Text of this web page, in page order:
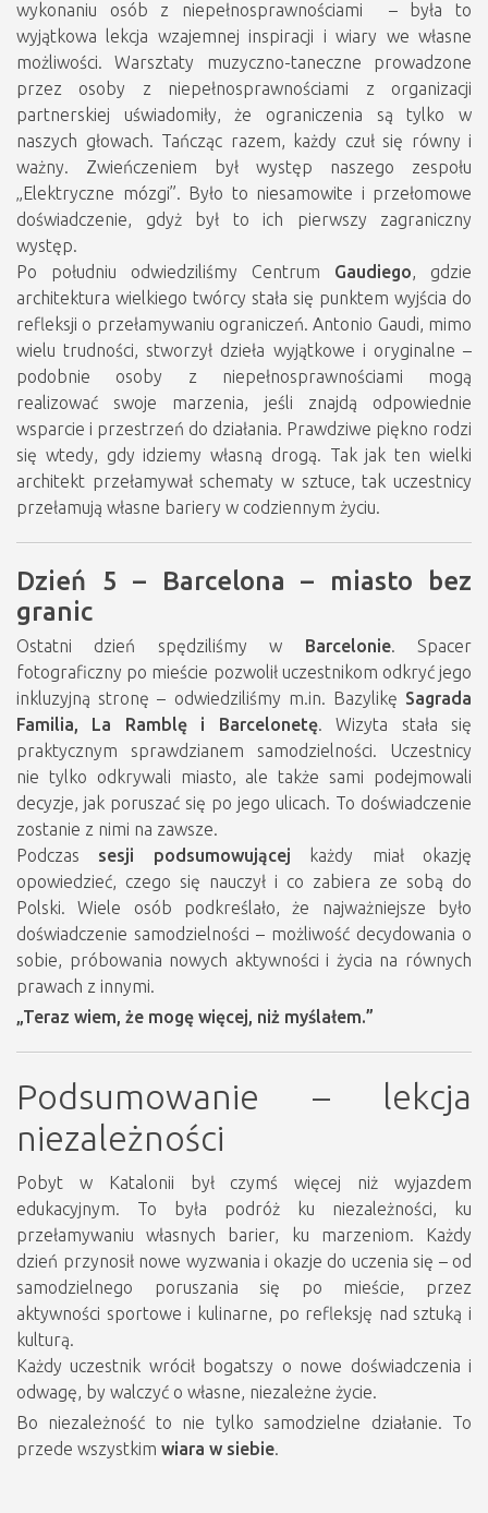
wykonaniu osób z niepełnosprawnościami – była to
wyjątkowa lekcja wzajemnej inspiracji i wiary we własne
możliwości. Warsztaty muzyczno-taneczne prowadzone
przez osoby z niepełnosprawnościami z organizacji
partnerskiej uświadomiły, że ograniczenia są tylko w
naszych głowach. Tańcząc razem, każdy czuł się równy i
ważny. Zwieńczeniem był występ naszego zespołu
„Elektryczne mózgi”. Było to niesamowite i przełomowe
doświadczenie, gdyż był to ich pierwszy zagraniczny
występ.
Po południu odwiedziliśmy Centrum Gaudiego, gdzie
architektura wielkiego twórcy stała się punktem wyjścia do
refleksji o przełamywaniu ograniczeń. Antonio Gaudi, mimo
wielu trudności, stworzył dzieła wyjątkowe i oryginalne –
podobnie osoby z niepełnosprawnościami mogą
realizować swoje marzenia, jeśli znajdą odpowiednie
wsparcie i przestrzeń do działania. Prawdziwe piękno rodzi
się wtedy, gdy idziemy własną drogą. Tak jak ten wielki
architekt przełamywał schematy w sztuce, tak uczestnicy
przełamują własne bariery w codziennym życiu.
Dzień 5 – Barcelona – miasto bez
granic
Ostatni dzień spędziliśmy w Barcelonie. Spacer
fotograficzny po mieście pozwolił uczestnikom odkryć jego
inkluzyjną stronę – odwiedziliśmy m.in. Bazylikę Sagrada
Familia, La Ramblę i Barcelonetę. Wizyta stała się
praktycznym sprawdzianem samodzielności. Uczestnicy
nie tylko odkrywali miasto, ale także sami podejmowali
decyzje, jak poruszać się po jego ulicach. To doświadczenie
zostanie z nimi na zawsze.
Podczas sesji podsumowującej każdy miał okazję
opowiedzieć, czego się nauczył i co zabiera ze sobą do
Polski. Wiele osób podkreślało, że najważniejsze było
doświadczenie samodzielności – możliwość decydowania o
sobie, próbowania nowych aktywności i życia na równych
prawach z innymi.
„Teraz wiem, że mogę więcej, niż myślałem.”
Podsumowanie – lekcja
niezależności
Pobyt w Katalonii był czymś więcej niż wyjazdem
edukacyjnym. To była podróż ku niezależności, ku
przełamywaniu własnych barier, ku marzeniom. Każdy
dzień przynosił nowe wyzwania i okazje do uczenia się – od
samodzielnego poruszania się po mieście, przez
aktywności sportowe i kulinarne, po refleksję nad sztuką i
kulturą.
Każdy uczestnik wrócił bogatszy o nowe doświadczenia i
odwagę, by walczyć o własne, niezależne życie.
Bo niezależność to nie tylko samodzielne działanie. To
przede wszystkim wiara w siebie.